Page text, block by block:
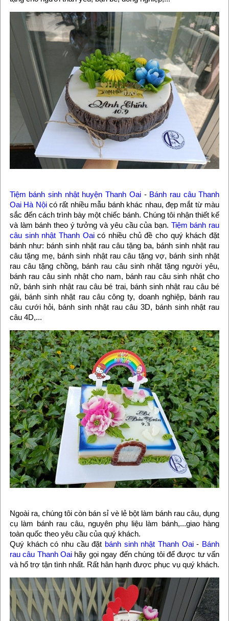
Tiệm bánh sinh nhật huyện Thanh Oai- Bánh rau câu Thanh
Oai Hà Nộicó rất nhiều mẫu bánh khác nhau, đẹp mắt từ màu
sắc đến cách trình bày một chiếc bánh. Chúng tôi nhận thiết kế
và làm bánh theo ý tưởng và yêu cầu của bạn. Tiệm bánh rau
câu sinh nhật Thanh Oaicó nhiều chủ đề cho quý khách đặt
bánh như: bánh sinh nhật rau câu tặng ba, bánh sinh nhật rau
câu tặng mẹ, bánh sinh nhật rau câu tặng vợ, bánh sinh nhật
rau câu tặng chồng, bánh rau câu sinh nhật tặng người yêu,
bánh rau câu sinh nhật cho nam, bánh rau câu sinh nhật cho
nữ, bánh sinh nhật rau câu bé trai, bánh sinh nhật rau câu bé
gái, bánh sinh nhật rau câu công ty, doanh nghiệp, bánh rau
câu cưới hỏi, bánh sinh nhật rau câu 3D, bánh sinh nhật rau
câu 4D,...
Ngoài ra, chúng tôi còn bán sỉ vè lẻ bột làm bánh rau câu, dụng
cụ làm bánh rau câu, nguyên phụ liệu làm bánh,...giao hàng
toàn quốc theo yêu cầu của quý khách.
Quý khách có nhu cầu đặt bánh sinh nhật Thanh Oai- Bánh
rau câu Thanh Oai hãy gọi ngay đến chúng tôi để được tư vấn
và hổ trợ tận tình nhất. Rất hân hạnh được phục vụ quý khách.